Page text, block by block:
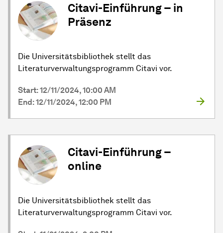
Citavi-Einführung – in
Präsenz
Die Universitätsbibliothek stellt das
Literaturverwaltungsprogramm Citavi vor.
Start: 12/11/2024, 10:00 AM
End: 12/11/2024, 12:00 PM
Citavi-Einführung –
online
Die Universitätsbibliothek stellt das
Literaturverwaltungsprogramm Citavi vor.